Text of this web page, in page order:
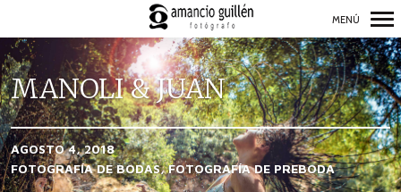
Navegación
Primaria
MENÚ
MANOLI & JUAN
AGOSTO 4, 2018
FOTOGRAFÍA DE BODAS FOTOGRAFÍA DE PREBODA